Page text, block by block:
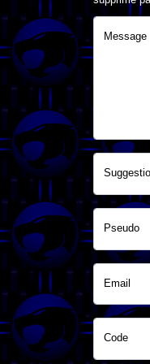
Message
Pseudo
Email
Code